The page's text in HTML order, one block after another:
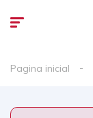
Pagina inicial